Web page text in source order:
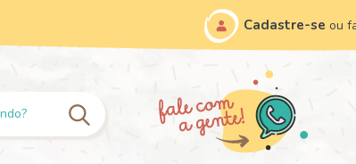
Cadastre-se ou